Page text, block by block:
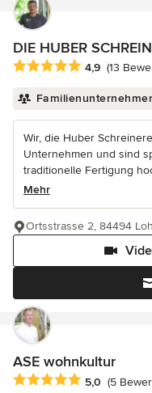
DIE HUBER
Durchschnittliche
4,9 (13
Wir, die Huber
Unternehmen und sind
traditionelle Fertigung
Mehr
Ortsstrasse 2, 84494
ASE wohnkultur
Durchschnittliche
5,0 (5